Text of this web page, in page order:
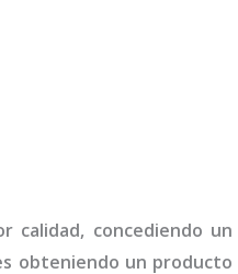
calidad, concediendo un
obteniendo un producto